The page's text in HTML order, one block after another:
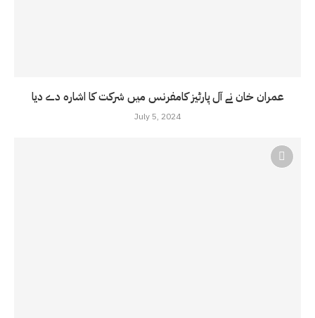
عمران خان نے آل پارٹیز کامفرنس میں شرکت کا اشارہ دے دیا
July 5, 2024